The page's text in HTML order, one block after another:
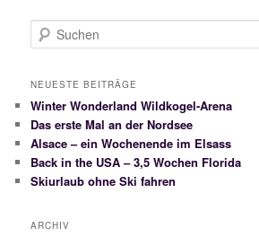
u
h
n
NEUESTE BEITRÄGE
Winter Wonderland Wildkogel-Arena
Das erste Mal an der Nordsee
Alsace – ein Wochenende im Elsass
Back in the USA – 3,5 Wochen Florida
Skiurlaub ohne Ski fahren
ARCHIV